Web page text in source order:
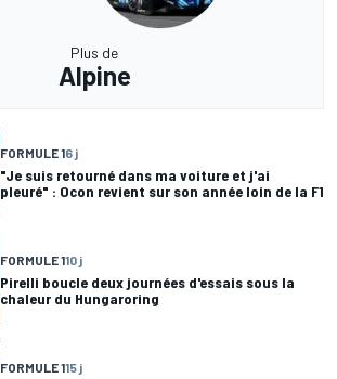
Plus de
Alpine
FORMULE 16 j
"Je suis retourné dans ma voiture et j'ai
pleuré" : Ocon revient sur son année loin de la F1
FORMULE 110 j
Pirelli boucle deux journées d'essais sous la
chaleur du Hungaroring
FORMULE 115 j